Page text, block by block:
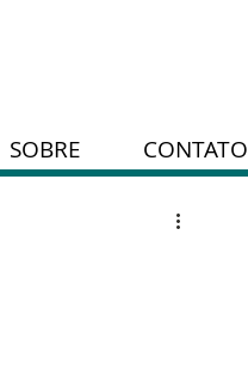
SOBRE CONTATO